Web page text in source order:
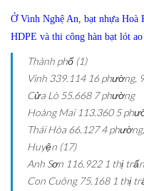
Ở Vinh Nghệ An, bạt nhựa Hoà
HDPE và thi công hàn bạt lót
Thành phố (1)
Vinh 339.114 16 phường,
Cửa Lò 55.668 7 phường
Hoàng Mai 113.360 5
Thái Hòa 66.127 4
Huyện (17)
Anh Sơn 116.922 1 thị
Con Cuông 75.168 1 thị